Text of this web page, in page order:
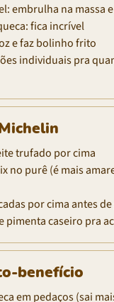
embrulha na massa
fica incrível
e faz bolinho frito
individuais pra
trufado por cima
no purê (é mais
por cima antes
pimenta caseiro pra
benefício
em pedaços (sai